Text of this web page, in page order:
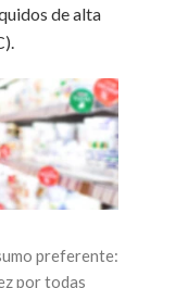
de alta
preferente:
por todas